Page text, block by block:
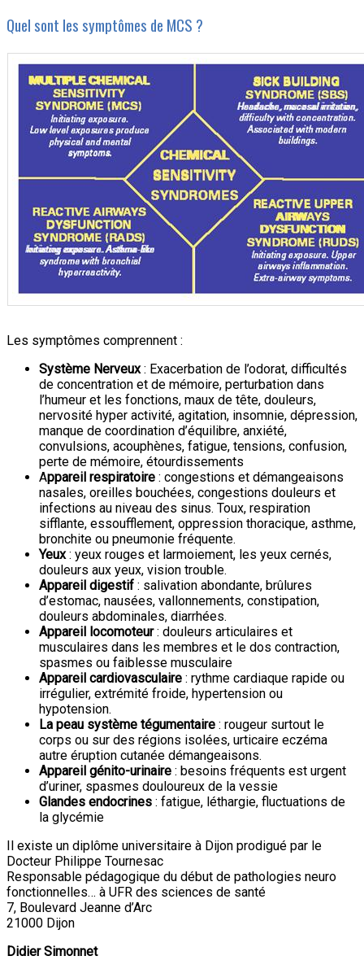
Quel sont les symptômes de MCS ?
Les symptômes comprennent :
Système Nerveux: Exacerbation de l’odorat, difficultés
de concentration et de mémoire, perturbation dans
l’humeur et les fonctions, maux de tête, douleurs,
nervosité hyper activité, agitation, insomnie, dépression,
manque de coordination d’équilibre, anxiété,
convulsions, acouphènes, fatigue, tensions, confusion,
perte de mémoire, étourdissements
Appareil respiratoire : congestions et démangeaisons
nasales, oreilles bouchées, congestions douleurs et
infections au niveau des sinus. Toux, respiration
sifflante, essoufflement, oppression thoracique, asthme,
bronchite ou pneumonie fréquente.
Yeux: yeux rouges et larmoiement, les yeux cernés,
douleurs aux yeux, vision trouble.
Appareil digestif : salivation abondante, brûlures
d’estomac, nausées, vallonnements, constipation,
douleurs abdominales, diarrhées.
Appareil locomoteur: douleurs articulaires et
musculaires dans les membres et le dos contraction,
spasmes ou faiblesse musculaire
Appareil cardiovasculaire : rythme cardiaque rapide ou
irrégulier, extrémité froide, hypertension ou
hypotension.
La peau système tégumentaire : rougeur surtout le
corps ou sur des régions isolées, urticaire eczéma
autre éruption cutanée démangeaisons.
Appareil génito-urinaire : besoins fréquents est urgent
d’uriner, spasmes douloureux de la vessie
Glandes endocrines : fatigue, léthargie, fluctuations de
la glycémie
Il existe un diplôme universitaire à Dijon prodigué par le
Docteur Philippe Tournesac
Responsable pédagogique du début de pathologies neuro
fonctionnelles… à UFR des sciences de santé
7, Boulevard Jeanne d’Arc
21000 Dijon
Didier Simonnet